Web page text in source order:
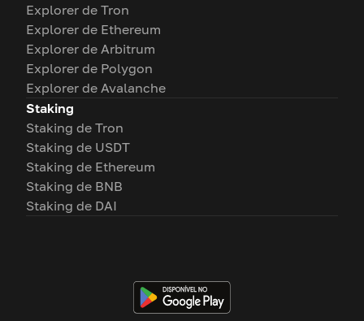
Explorer de Tron
Explorer de Ethereum
Explorer de Arbitrum
Explorer de Polygon
Explorer de Avalanche
Staking
Staking de Tron
Staking de USDT
Staking de Ethereum
Staking de BNB
Staking de DAI